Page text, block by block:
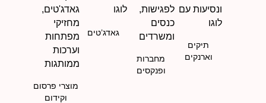
תיקים
וארנקים
מחברות
ופנקסים
גאדג’טים
מוצרי פרסום
וקידום